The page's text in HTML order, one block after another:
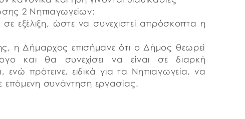
2 Νηπιαγωγείων:
σε εξέλιξη, ώστε να συνεχιστεί απρόσκοπτα η
η Δήμαρχος επισήμανε ότι ο Δήμος θεωρεί
και θα συνεχίσει να είναι σε διαρκή
ενώ πρότεινε, ειδικά για τα Νηπιαγωγεία, να
συνάντηση εργασίας.